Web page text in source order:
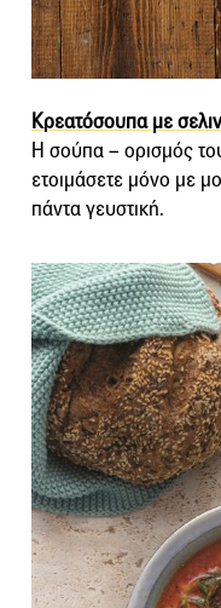
Κρεατόσουπα με
Η σούπα – ορισμός
ετοιμάσετε μόνο με
πάντα γευστική.